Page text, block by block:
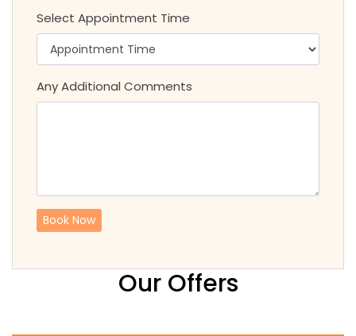
Select Appointment Time
Any Additional Comments
Our Offers